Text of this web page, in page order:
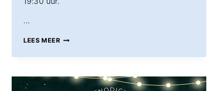
…
LEES MEER8
–